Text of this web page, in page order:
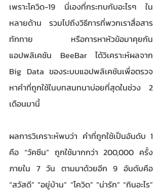
เพราะโควิด-19 นี่เองที่กระทบกับอะไรๆ ใน
หลายด้าน รวมไปถึงวิธีการที่พวกเราสื่อสาร
ทักทาย หรือการหาหัวข้อมาคุยกัน
แอปพลิเคชัน BeeBar ได้วิเคราะห์ผลจาก
Big Data ของระบบแอปพลิเคชันเพื่อตรวจ
หาคำที่ถูกใช้ในบทสนทนาบ่อยที่สุดในช่วง 2
เดือนมานี้
ผลการวิเคราะห์พบว่า คำที่ถูกใช้เป็นอันดับ 1
คือ “วัคซีน” ถูกใช้มากกว่า 200,000 ครั้ง
ภายใน 7 วัน ตามมาด้วยอีก 9 อันดับคือ
“สวัสดี” “อยู่บ้าน” “โควิด” “น่ารัก” “กินอะไร”